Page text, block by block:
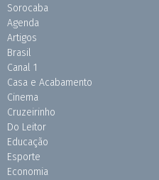
Sorocaba
Agenda
Artigos
Brasil
Canal 1
Casa e Acabamento
Cinema
Cruzeirinho
Do Leitor
Educação
Esporte
Economia